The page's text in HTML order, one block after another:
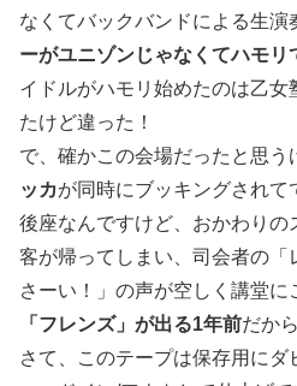
なくてバックバンドによる生演
ーがユニゾンじゃなくてハモリ
イドルがハモリ始めたのは乙女
たけど違った！
で、確かこの会場だったと思う
ッカが同時にブッキングされ
後座なんですけど、おかわり
客が帰ってしまい、司会者の
さーい！」の声が空しく講堂に
「フレンズ」が出る1年前だか
さて、このテープは保存用にダ